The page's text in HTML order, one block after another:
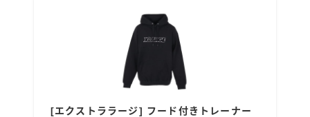
[エクストララージ] フード付きトレーナー